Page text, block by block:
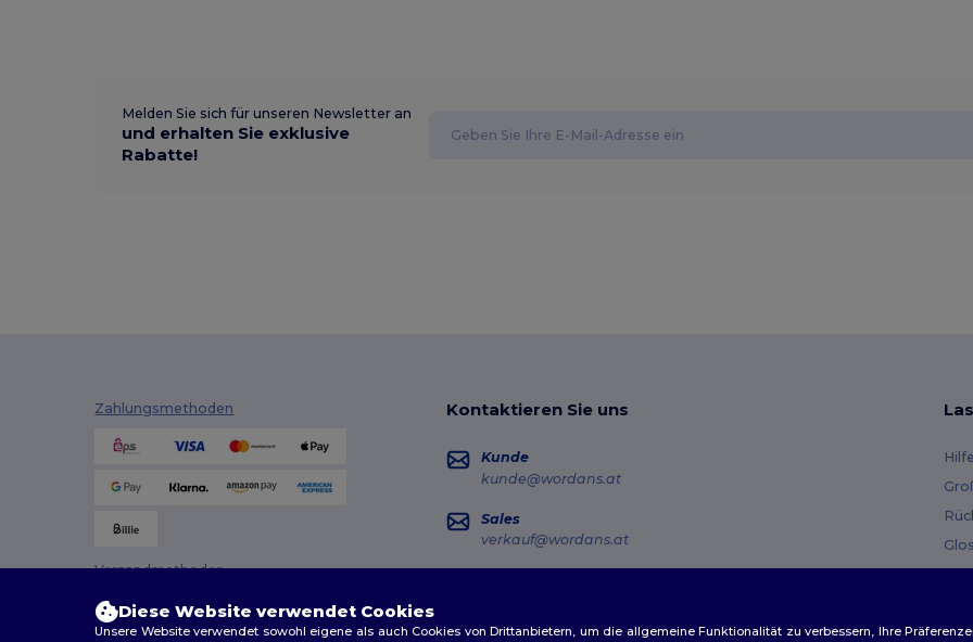
Melden Sie sich für unseren Newsletter an
und erhalten Sie exklusive
Rabatte!
Zahlungsmethoden
Versandmethoden
Kontaktieren Sie uns
Kunde
kunde@wordans.at
Sales
verkauf@wordans.at
Diese Website verwendet Cookies
Unsere Website verwendet sowohl eigene als auch Cookies von Drittanbietern, um die allgemeine Funktionalität zu verbessern, Ihre